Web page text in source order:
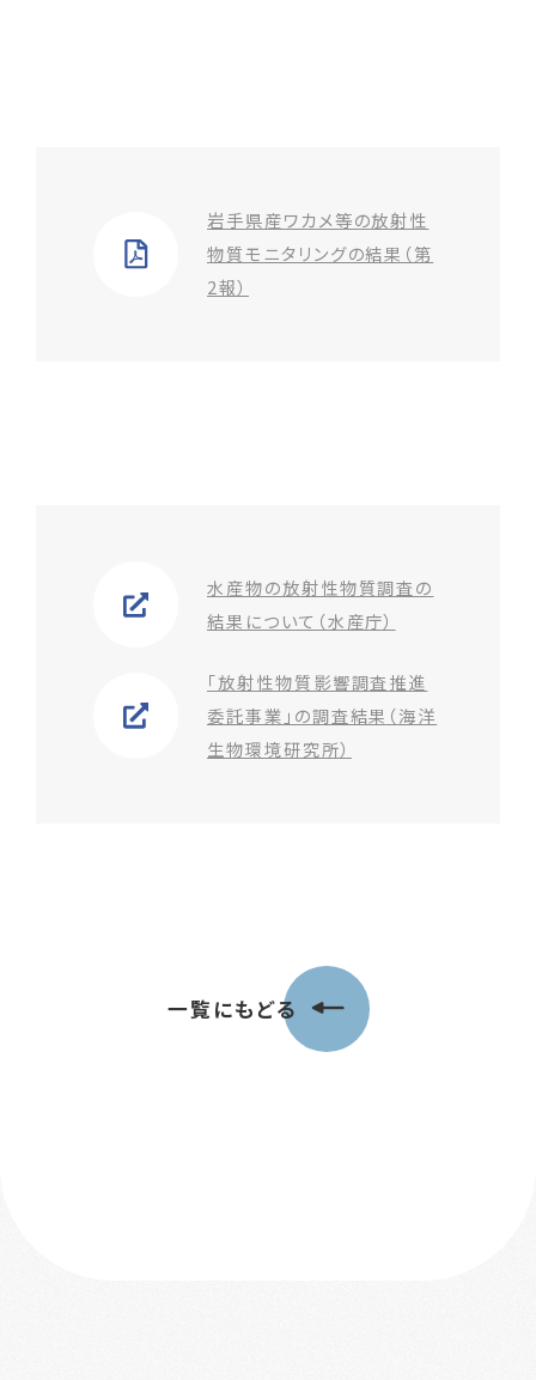
岩手県産ワカメ等の放射性
物質モニタリングの結果（第
2報）
水産物の放射性物質調査の
結果について（水産庁）
「放射性物質影響調査推進
委託事業」の調査結果（海洋
生物環境研究所）
一覧にもどる